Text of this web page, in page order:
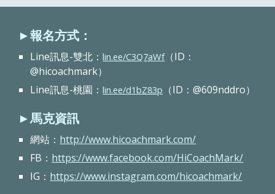
►報名方式：
Line訊息-雙北：lin.ee/C3Q7aWf（ID：
@hicoachmark）
Line訊息-桃園 ：lin.ee/d1bZ83p （ID：@609nddro）
►馬克資訊
網站： http://www.hicoachmark.com/
FB： https://www.facebook.com/HiCoachMark/
IG： https://www.instagram.com/hicoachmark/